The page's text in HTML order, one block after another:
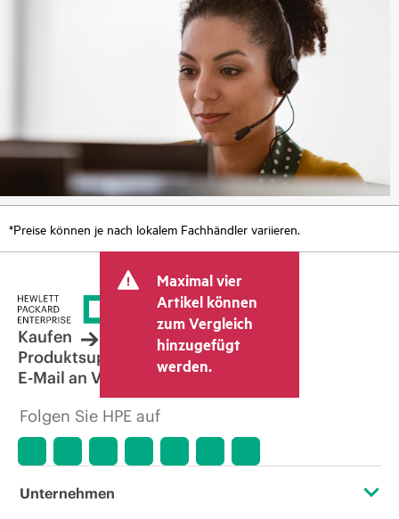
*Preise können je nach lokalem Fachhändler variieren.
Maximal vier
Artikel können
zum Vergleich
hinzugefügt
werden.
Kaufen
Produktsupport
E-Mail an Vertrieb
Folgen Sie HPE auf
Unternehmen